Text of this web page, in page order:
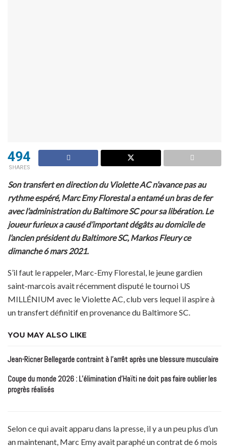
494
SHARES
Son transfert en direction du Violette AC n’avance pas au
rythme espéré, Marc Emy Florestal a entamé un bras de fer
avec l’administration du Baltimore SC pour sa libération. Le
joueur furieux a causé d’important dégâts au domicile de
l’ancien président du Baltimore SC, Markos Fleury ce
dimanche 6 mars 2021.
S’il faut le rappeler, Marc-Emy Florestal, le jeune gardien
saint-marcois avait récemment disputé le tournoi US
MILLÉNIUM avec le Violette AC, club vers lequel il aspire à
un transfert définitif en provenance du Baltimore SC.
YOU MAY ALSO LIKE
Jean-Ricner Bellegarde contraint à l’arrêt après une blessure musculaire
Coupe du monde 2026 : L’élimination d’Haïti ne doit pas faire oublier les
progrès réalisés
Selon ce qui avait apparu dans la presse, il y a un peu plus d’un
an maintenant, Marc Emy avait paraphé un contrat de 6 mois